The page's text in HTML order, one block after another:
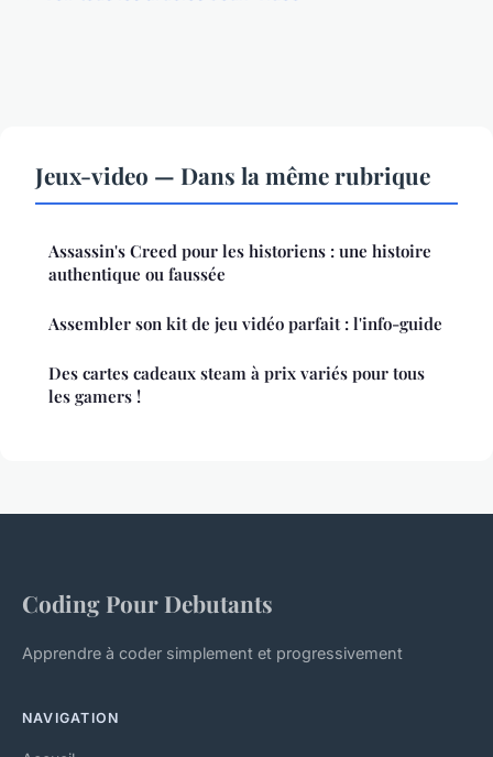
Jeux-video — Dans la même rubrique
Assassin's Creed pour les historiens : une histoire
authentique ou faussée
Assembler son kit de jeu vidéo parfait : l'info-guide
Des cartes cadeaux steam à prix variés pour tous
les gamers !
Coding Pour Debutants
Apprendre à coder simplement et progressivement
NAVIGATION